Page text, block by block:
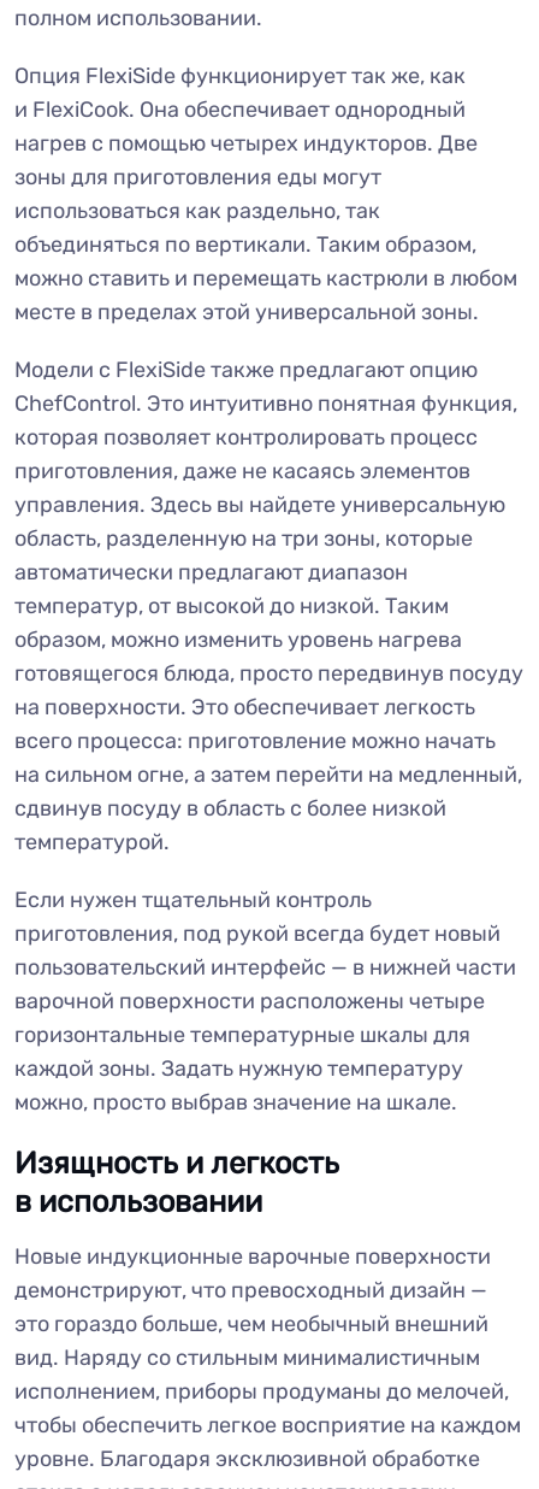
полном использовании.
Опция FlexiSide функционирует так же, как
и FlexiCook. Она обеспечивает однородный
нагрев с помощью четырех индукторов. Две
зоны для приготовления еды могут
использоваться как раздельно, так
объединяться по вертикали. Таким образом,
можно ставить и перемещать кастрюли в любом
месте в пределах этой универсальной зоны.
Модели с FlexiSide также предлагают опцию
ChefControl. Это интуитивно понятная функция,
которая позволяет контролировать процесс
приготовления, даже не касаясь элементов
управления. Здесь вы найдете универсальную
область, разделенную на три зоны, которые
автоматически предлагают диапазон
температур, от высокой до низкой. Таким
образом, можно изменить уровень нагрева
готовящегося блюда, просто передвинув посуду
на поверхности. Это обеспечивает легкость
всего процесса: приготовление можно начать
на сильном огне, а затем перейти на медленный,
сдвинув посуду в область с более низкой
температурой.
Если нужен тщательный контроль
приготовления, под рукой всегда будет новый
пользовательский интерфейс — в нижней части
варочной поверхности расположены четыре
горизонтальные температурные шкалы для
каждой зоны. Задать нужную температуру
можно, просто выбрав значение на шкале.
Изящность и легкость
в использовании
Новые индукционные варочные поверхности
демонстрируют, что превосходный дизайн —
это гораздо больше, чем необычный внешний
вид. Наряду со стильным минималистичным
исполнением, приборы продуманы до мелочей,
чтобы обеспечить легкое восприятие на каждом
уровне. Благодаря эксклюзивной обработке